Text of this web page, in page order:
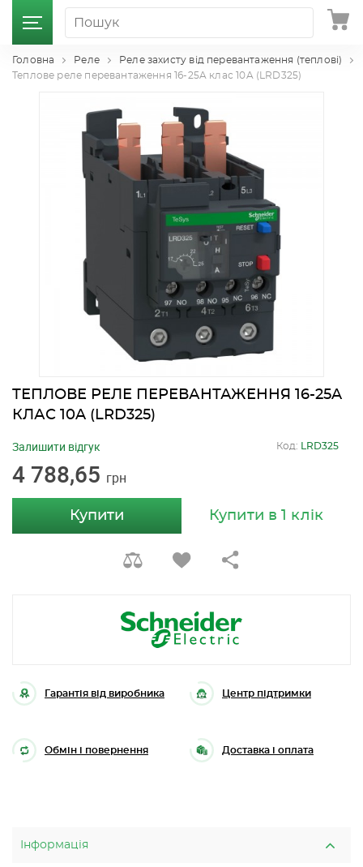
Головна Реле
Реле захисту від перевантаження (тепловi)
Теплове реле перевантаження 16-25A клас 10A (LRD325)
ТЕПЛОВЕ РЕЛЕ ПЕРЕВАНТАЖЕННЯ 16-25A
КЛАС 10A (LRD325)
4 788,65 грн
Залишити відгук Код: LRD325
Купити Купити в 1 клік
Гарантія від виробника Центр підтримки
Обмін і повернення Доставка і оплата
Інформація